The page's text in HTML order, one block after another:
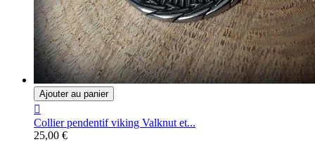
Ajouter au panier

Collier pendentif viking Valknut et...
25,00 €